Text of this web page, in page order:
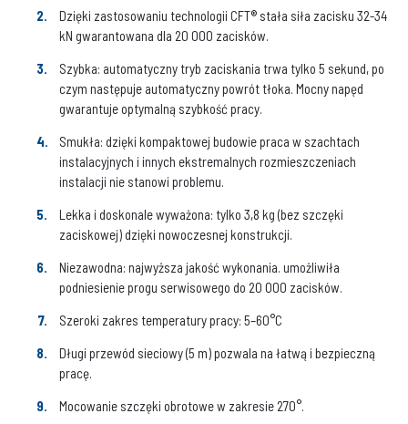
Dzięki zastosowaniu technologii CFT® stała siła zacisku 32-34
kN gwarantowana dla 20 000 zacisków.
Szybka: automatyczny tryb zaciskania trwa tylko 5 sekund, po
czym następuje automatyczny powrót tłoka. Mocny napęd
gwarantuje optymalną szybkość pracy.
Smukła: dzięki kompaktowej budowie praca w szachtach
instalacyjnych i innych ekstremalnych rozmieszczeniach
instalacji nie stanowi problemu.
Lekka i doskonale wyważona: tylko 3,8 kg (bez szczęki
zaciskowej) dzięki nowoczesnej konstrukcji.
Niezawodna: najwyższa jakość wykonania. umożliwiła
podniesienie progu serwisowego do 20 000 zacisków.
Szeroki zakres temperatury pracy: 5–60°C
Długi przewód sieciowy (5 m) pozwala na łatwą i bezpieczną
pracę.
Mocowanie szczęki obrotowe w zakresie 270°.